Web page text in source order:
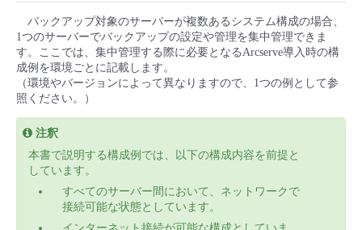
バックアップ対象のサーバーが複数あるシステム構成の場合、
1つのサーバーでバックアップの設定や管理を集中管理できま
す。ここでは、集中管理する際に必要となるArcserve導入時の構
成例を環境ごとに記載します。
（環境やバージョンによって異なりますので、1つの例として参
照ください。）
注釈
本書で説明する構成例では、以下の構成内容を前提と
しています。
すべてのサーバー間において、ネットワークで
接続可能な状態としています。